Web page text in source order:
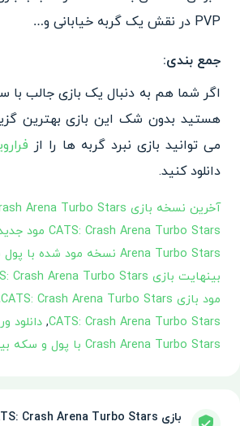
PVP در نقش یک گربه خیابانی و…
جمع بندی:
اگر شما هم به دنبال یک بازی جالب با
هستید بدون شک این بازی بهترین
می توانید بازی نبرد گربه ها را از
دانلود کنید.
آخرین نسخه بازی CATS: Crash Arena Turbo Stars
CATS: Crash Arena Turbo Stars مود جدید
Arena Turbo Stars نسخه مود شده با پول بینهایت
بینهایت بازی CATS: Crash Arena Turbo Stars
مود بازی CATS: Crash Arena Turbo Stars
CATS: Crash Arena Turbo Stars
,
Crash Arena Turbo Stars با پول و سکه بینهایت